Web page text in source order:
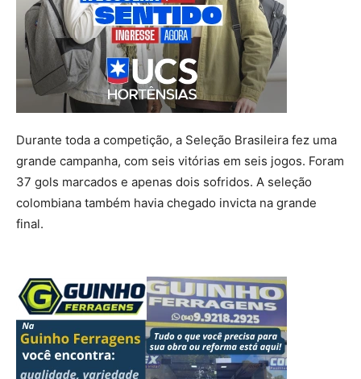
Durante toda a competição, a Seleção Brasileira fez uma
grande campanha, com seis vitórias em seis jogos. Foram
37 gols marcados e apenas dois sofridos. A seleção
colombiana também havia chegado invicta na grande
final.